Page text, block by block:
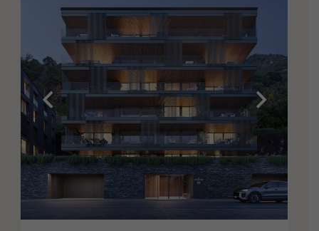
terrasse avec une distribution soignée pour offrir
confort et bien-être au quotidien. Le salon-salle à
manger, accueillant et baigné de lumière naturelle,
devient l'un des espaces les plus agréables de la maison,
idéal pour profiter d'une ambiance chaleureuse,
détendue et avec des vues imprenables sur les environs.
L'expérience est complétée par une grande place de
parking et un débarras, apportant praticité sans
sacrifier le confort. Son emplacement représente l'un de
ses grands privilèges : profiter de la sérénité et de
l'exclusivité de Vila, tandis que le centre d'Andorre se
trouve à seulement 10 minutes, permettant de
combiner intimité, commodité et proximité de tous les
services essentiels. Une propriété pour ceux qui
comprennent que le luxe contemporain ne réside pas
toujours dans l'ostentatoire, mais dans ce qui
transforme réellement le quotidien : la lumière naturelle,
les vues dégagées, la tranquillité et le privilège de vivre
Disponible à partir de septembre.